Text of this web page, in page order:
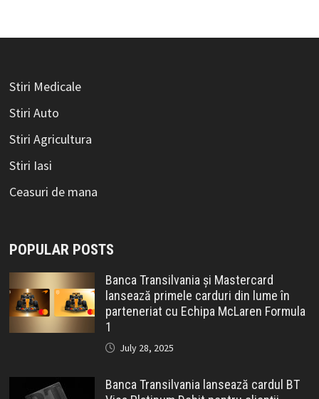
Stiri Medicale
Stiri Auto
Stiri Agricultura
Stiri Iasi
Ceasuri de mana
POPULAR POSTS
Banca Transilvania și Mastercard
lansează primele carduri din lume în
parteneriat cu Echipa McLaren Formula
1
July 28, 2025
Banca Transilvania lansează cardul BT